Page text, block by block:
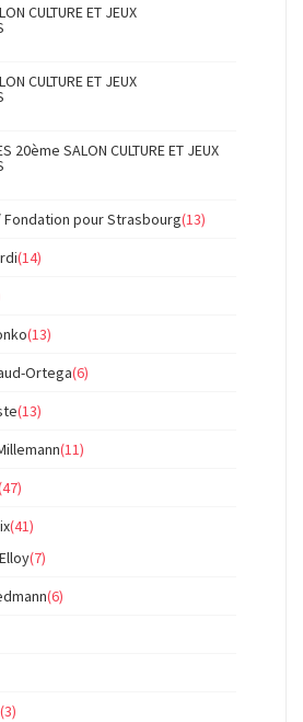
CULTURE ET JEUX
CULTURE ET JEUX
20ème SALON CULTURE ET JEUX
Fondation pour Strasbourg(13)
(14)
(13)
Ortega(6)
(13)
(11)
(41)
(7)
(6)
(3)